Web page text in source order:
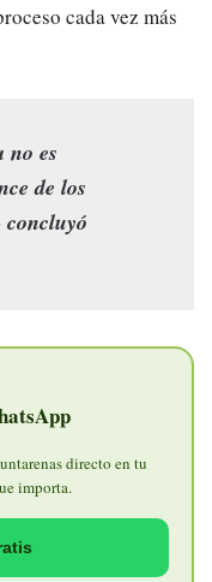
cada vez más
no es
de los
directo en tu
importa.